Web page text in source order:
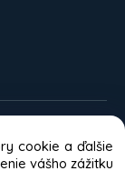
cookie a ďalšie
vášho zážitku